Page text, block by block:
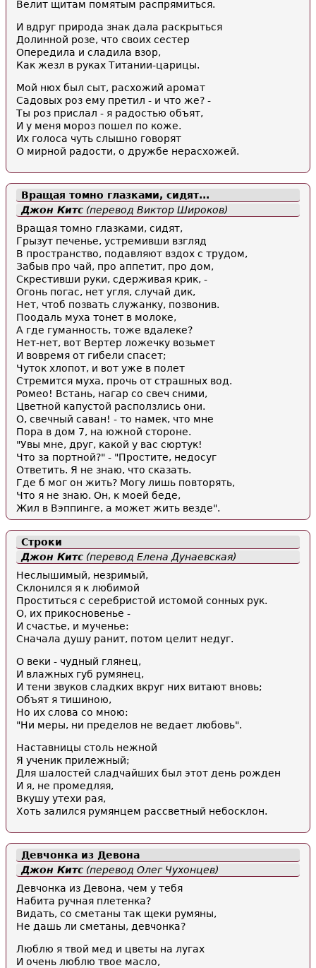
Велит щитам помятым распрямиться.
И вдруг природа знак дала раскрыться
Долинной розе, что своих сестер
Опередила и сладила взор,
Как жезл в руках Титании-царицы.
Мой нюх был сыт, расхожий аромат
Садовых роз ему претил - и что же? -
Ты роз прислал - я радостью объят,
И у меня мороз пошел по коже.
Их голоса чуть слышно говорят
О мирной радости, о дружбе нерасхожей.
Вращая томно глазками, сидят...
Джон Китс (перевод Виктор Широков)
Вращая томно глазками, сидят,
Грызут печенье, устремивши взгляд
В пространство, подавляют вздох с трудом,
Забыв про чай, про аппетит, про дом,
Скрестивши руки, сдерживая крик, -
Огонь погас, нет угля, случай дик,
Нет, чтоб позвать служанку, позвонив.
Поодаль муха тонет в молоке,
А где гуманность, тоже вдалеке?
Нет-нет, вот Вертер ложечку возьмет
И вовремя от гибели спасет;
Чуток хлопот, и вот уже в полет
Стремится муха, прочь от страшных вод.
Ромео! Встань, нагар со свеч сними,
Цветной капустой расползлись они.
О, свечный саван! - то намек, что мне
Пора в дом 7, на южной стороне.
"Увы мне, друг, какой у вас сюртук!
Что за портной?" - "Простите, недосуг
Ответить. Я не знаю, что сказать.
Где б мог он жить? Могу лишь повторять,
Что я не знаю. Он, к моей беде,
Жил в Вэппинге, а может жить везде".
Строки
Джон Китс (перевод Елена Дунаевская)
Неслышимый, незримый,
Склонился я к любимой
Проститься с серебристой истомой сонных рук.
О, их прикосновенье -
И счастье, и мученье:
Сначала душу ранит, потом целит недуг.
О веки - чудный глянец,
И влажных губ румянец,
И тени звуков сладких вкруг них витают вновь;
Объят я тишиною,
Но их слова со мною:
"Ни меры, ни пределов не ведает любовь".
Наставницы столь нежной
Я ученик прилежный;
Для шалостей сладчайших был этот день рожден
И я, не промедляя,
Вкушу утехи рая,
Хоть залился румянцем рассветный небосклон.
Девчонка из Девона
Джон Китс (перевод Олег Чухонцев)
Девчонка из Девона, чем у тебя
Набита ручная плетенка?
Видать, со сметаны так щеки румяны,
Не дашь ли сметаны, девчонка?
Люблю я твой мед и цветы на лугах
И очень люблю твое масло,